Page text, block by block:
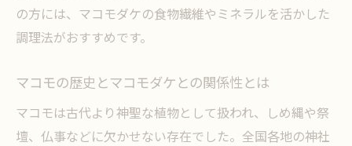
の方には、マコモダケの食物繊維やミネラルを活かした
調理法がおすすめです。
マコモの歴史とマコモダケとの関係性とは
マコモは古代より神聖な植物として扱われ、しめ縄や祭
壇、仏事などに欠かせない存在でした。全国各地の神社